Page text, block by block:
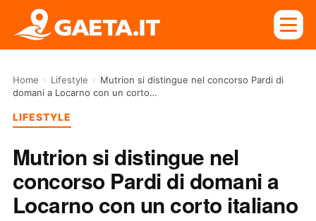
Home › Lifestyle › Mutrion si distingue nel concorso Pardi di
domani a Locarno con un corto…
LIFESTYLE
Mutrion si distingue nel
concorso Pardi di domani a
Locarno con un corto italiano